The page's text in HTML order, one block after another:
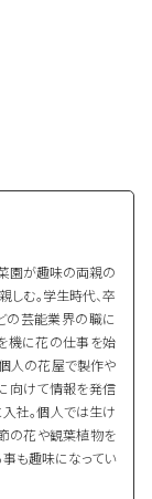
園が趣味の両親の
む。学生時代、卒
の芸能業界の職に
機に花の仕事を始
個人の花屋で製作や
向けて情報を発信
入社。個人では生け
の花や観葉植物を
事も趣味になってい